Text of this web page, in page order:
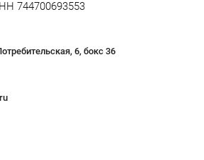
744700693553
6, бокс 36